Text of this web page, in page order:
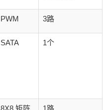
PWM 3路
SATA 1个
8X8 矩阵
1路